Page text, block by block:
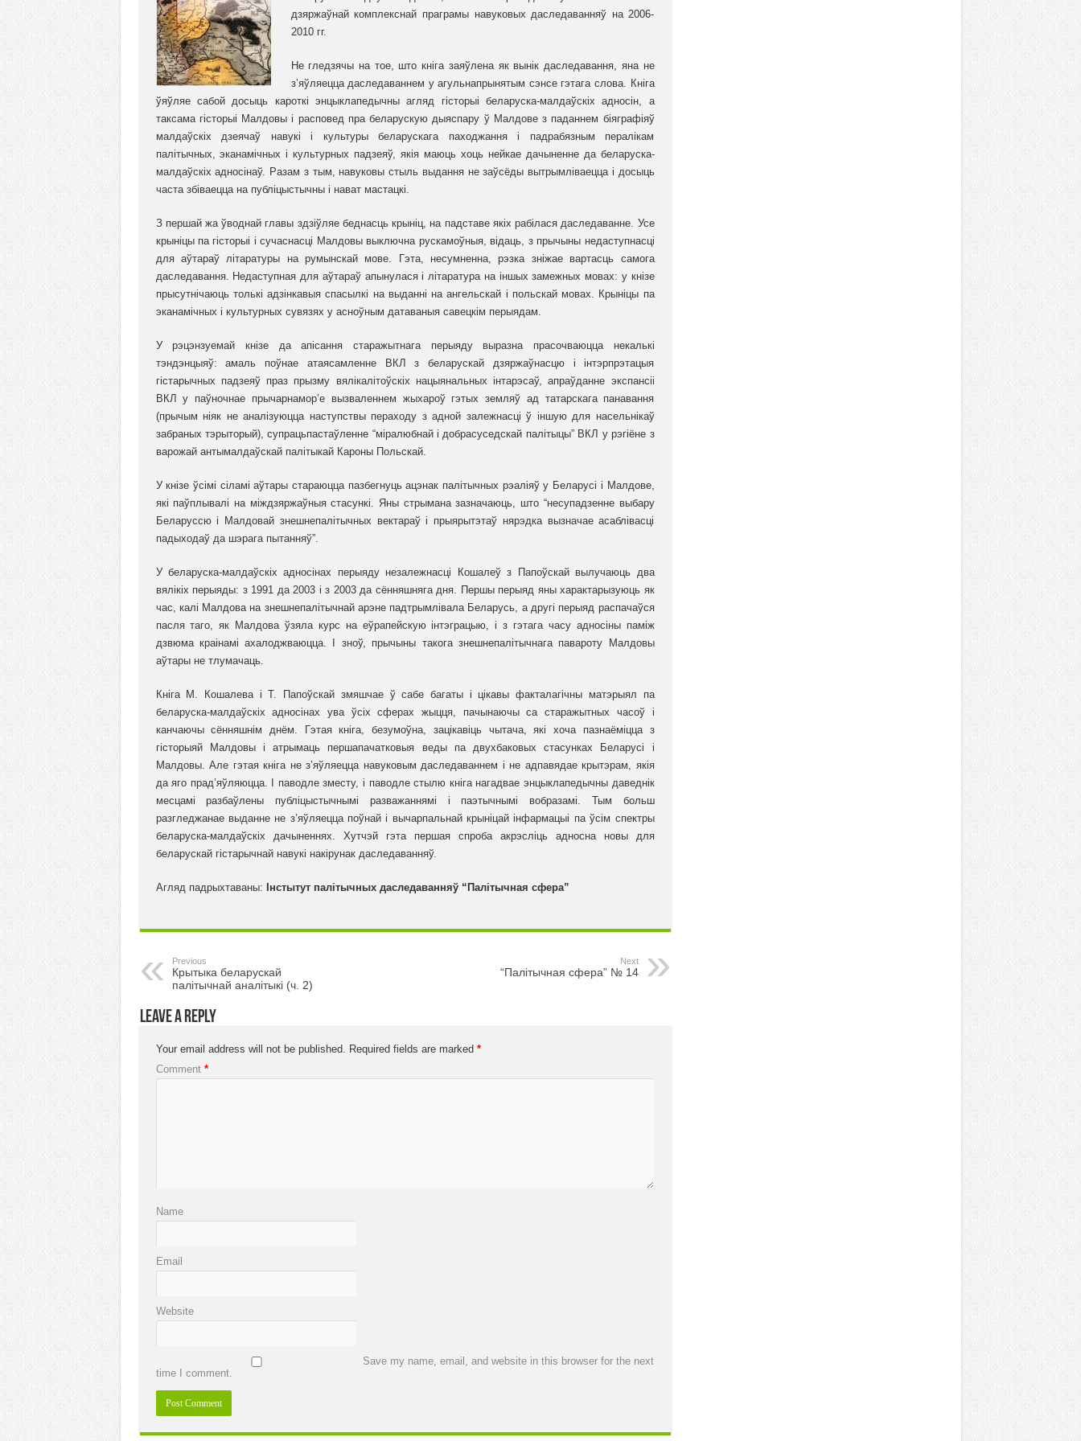
дзяржаўнай комплекснай праграмы навуковых даследаванняў на 2006-
2010 гг.
Не гледзячы на тое, што кніга заяўлена як вынік даследавання, яна не
з’яўляецца даследаваннем у агульнапрынятым сэнсе гэтага слова. Кніга
ўяўляе сабой досыць кароткі энцыклапедычны агляд гісторыі беларуска-малдаўскіх адносін, а
таксама гісторыі Малдовы і расповед пра беларускую дыяспару ў Малдове з паданнем біяграфіяў
малдаўскіх дзеячаў навукі і культуры беларускага паходжання і падрабязным пералікам
палітычных, эканамічных і культурных падзеяў, якія маюць хоць нейкае дачыненне да беларуска-
малдаўскіх адносінаў. Разам з тым, навуковы стыль выдання не заўсёды вытрымліваецца і досыць
часта збіваецца на публіцыстычны і нават мастацкі.
З першай жа ўводнай главы здзіўляе беднасць крыніц, на падставе якіх рабілася даследаванне. Усе
крыніцы па гісторыі і сучаснасці Малдовы выключна рускамоўныя, відаць, з прычыны недаступнасці
для аўтараў літаратуры на румынскай мове. Гэта, несумненна, рэзка зніжае вартасць самога
даследавання. Недаступная для аўтараў апынулася і літаратура на іншых замежных мовах: у кнізе
прысутнічаюць толькі адзінкавыя спасылкі на выданні на ангельскай і польскай мовах. Крыніцы па
эканамічных і культурных сувязях у асноўным датаваныя савецкім перыядам.
У рэцэнзуемай кнізе да апісання старажытнага перыяду выразна прасочваюцца некалькі
тэндэнцыяў: амаль поўнае атаясамленне ВКЛ з беларускай дзяржаўнасцю і інтэрпрэтацыя
гістарычных падзеяў праз прызму вялікалітоўскіх нацыянальных інтарэсаў, апраўданне экспансіі
ВКЛ у паўночнае прычарнамор’е вызваленнем жыхароў гэтых земляў ад татарскага панавання
(прычым ніяк не аналізуюцца наступствы пераходу з адной залежнасці ў іншую для насельнікаў
забраных тэрыторый), супрацьпастаўленне “міралюбнай і добрасуседскай палітыцы” ВКЛ у рэгіёне з
варожай антымалдаўскай палітыкай Кароны Польскай.
У кнізе ўсімі сіламі аўтары стараюцца пазбегнуць ацэнак палітычных рэаліяў у Беларусі і Малдове,
які паўплывалі на міждзяржаўныя стасункі. Яны стрымана зазначаюць, што “несупадзенне выбару
Беларуссю і Малдовай знешнепалітычных вектараў і прыярытэтаў нярэдка вызначае асаблівасці
падыходаў да шэрага пытанняў”.
У беларуска-малдаўскіх адносінах перыяду незалежнасці Кошалеў з Папоўскай вылучаюць два
вялікіх перыяды: з 1991 да 2003 і з 2003 да сённяшняга дня. Першы перыяд яны характарызуюць як
час, калі Малдова на знешнепалітычнай арэне падтрымлівала Беларусь, а другі перыяд распачаўся
пасля таго, як Малдова ўзяла курс на еўрапейскую інтэграцыю, і з гэтага часу адносіны паміж
дзвюма краінамі ахалоджваюцца. І зноў, прычыны такога знешнепалітычнага павароту Малдовы
аўтары не тлумачаць.
Кніга М. Кошалева і Т. Папоўскай змяшчае ў сабе багаты і цікавы факталагічны матэрыял па
беларуска-малдаўскіх адносінах ува ўсіх сферах жыцця, пачынаючы са старажытных часоў і
канчаючы сённяшнім днём. Гэтая кніга, безумоўна, зацікавіць чытача, які хоча пазнаёміцца з
гісторыяй Малдовы і атрымаць першапачатковыя веды па двухбаковых стасунках Беларусі і
Малдовы. Але гэтая кніга не з’яўляецца навуковым даследаваннем і не адпавядае крытэрам, якія
да яго прад’яўляюцца. І паводле зместу, і паводле стылю кніга нагадвае энцыклапедычны даведнік
месцамі разбаўлены публіцыстычнымі разважаннямі і паэтычнымі вобразамі. Тым больш
разгледжанае выданне не з’яўляецца поўнай і вычарпальнай крыніцай інфармацыі па ўсім спектры
беларуска-малдаўскіх дачыненнях. Хутчэй гэта першая спроба акрэсліць адносна новы для
беларускай гістарычнай навукі накірунак даследаванняў.
Агляд падрыхтаваны: Інстытут палітычных даследаванняў “Палітычная сфера”
Previous
Крытыка беларускай
палітычнай аналітыкі (ч. 2)
Next
“Палітычная сфера” № 14
Leave a Reply
Your email address will not be published. Required fields are marked *
Comment *
Name
Email
Website
Save my name, email, and website in this browser for the next
time I comment.